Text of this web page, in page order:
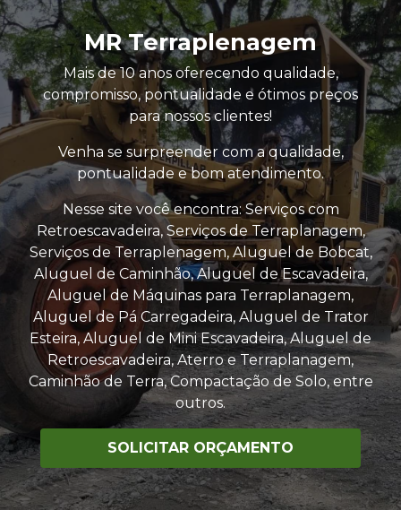
MR Terraplenagem
Mais de 10 anos oferecendo qualidade,
compromisso, pontualidade e ótimos preços
para nossos clientes!
Venha se surpreender com a qualidade,
pontualidade e bom atendimento.
Nesse site você encontra: Serviços com
Retroescavadeira, Serviços de Terraplanagem,
Serviços de Terraplenagem, Aluguel de Bobcat,
Aluguel de Caminhão, Aluguel de Escavadeira,
Aluguel de Máquinas para Terraplanagem,
Aluguel de Pá Carregadeira, Aluguel de Trator
Esteira, Aluguel de Mini Escavadeira, Aluguel de
Retroescavadeira, Aterro e Terraplanagem,
Caminhão de Terra, Compactação de Solo, entre
outros.
SOLICITAR ORÇAMENTO